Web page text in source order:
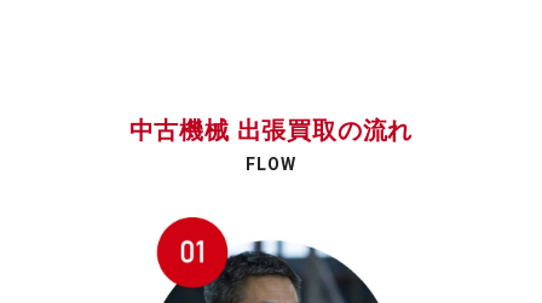
中古機械 出張買取の流れ
FLOW